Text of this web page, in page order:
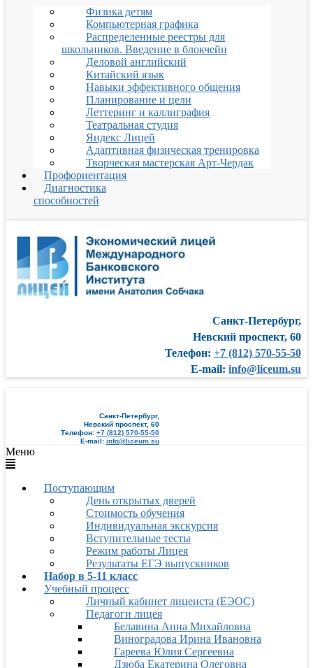
Физика детям
Компьютерная графика
Распределенные реестры для
школьников. Введение в блокчейн
Деловой английский
Китайский язык
Навыки эффективного общения
Планирование и цели
Леттеринг и каллиграфия
Театральная студия
Яндекс Лицей
Адаптивная физическая тренировка
Творческая мастерская Арт-Чердак
Профориентация
Диагностика
способностей
Санкт-Петербург,
Невский проспект, 60
Телефон: +7 (812) 570-55-50
E-mail: info@liceum.su
Санкт-Петербург,
Невский проспект, 60
Телефон: +7 (812) 570-55-50
E-mail: info@liceum.su
Меню
Поступающим
День открытых дверей
Стоимость обучения
Индивидуальная экскурсия
Вступительные тесты
Режим работы Лицея
Результаты ЕГЭ выпускников
Набор в 5-11 класс
Учебный процесс
Личный кабинет лицеиста (ЕЭОС)
Педагоги лицея
Белавина Анна Михайловна
Виноградова Ирина Ивановна
Гареева Юлия Сергеевна
Дзюба Екатерина Олеговна